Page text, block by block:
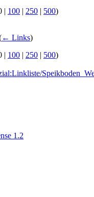
| 100 | 250 | 500)
← Links)
| 100 | 250 | 500)